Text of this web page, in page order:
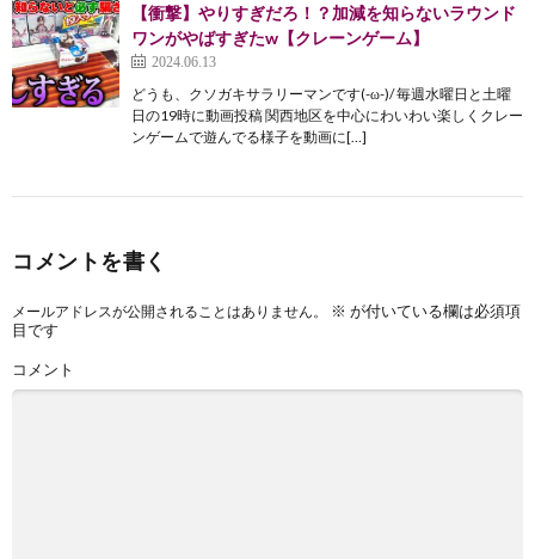
【衝撃】やりすぎだろ！？加減を知らないラウンド
ワンがやばすぎたw【クレーンゲーム】
2024.06.13
どうも、クソガキサラリーマンです(-ω-)/ 毎週水曜日と土曜
日の19時に動画投稿 関西地区を中心にわいわい楽しくクレー
ンゲームで遊んでる様子を動画に[…]
コメントを書く
メールアドレスが公開されることはありません。 ※ が付いている欄は必須項
目です
コメント